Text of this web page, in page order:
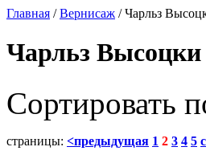
Главная /Вернисаж / Чарльз
Чарльз Высоцки
Сортировать
страницы: <предыдущая 1 2 3 4 5